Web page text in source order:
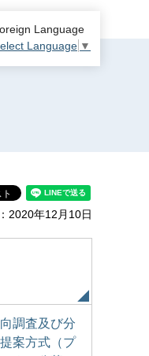
Language
Language ▼
2020年12月10日
調査及び分
案方式（プ